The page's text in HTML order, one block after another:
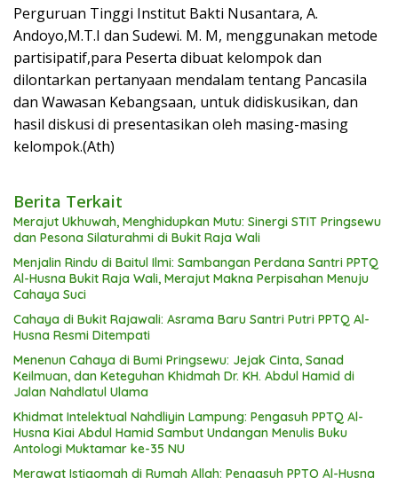
Perguruan Tinggi Institut Bakti Nusantara, A.
Andoyo,M.T.I dan Sudewi. M. M, menggunakan metode
partisipatif,para Peserta dibuat kelompok dan
dilontarkan pertanyaan mendalam tentang Pancasila
dan Wawasan Kebangsaan, untuk didiskusikan, dan
hasil diskusi di presentasikan oleh masing-masing
kelompok.(Ath)
Berita Terkait
Merajut Ukhuwah, Menghidupkan Mutu: Sinergi STIT Pringsewu
dan Pesona Silaturahmi di Bukit Raja Wali
Menjalin Rindu di Baitul Ilmi: Sambangan Perdana Santri PPTQ
Al-Husna Bukit Raja Wali, Merajut Makna Perpisahan Menuju
Cahaya Suci
Cahaya di Bukit Rajawali: Asrama Baru Santri Putri PPTQ Al-
Husna Resmi Ditempati
Menenun Cahaya di Bumi Pringsewu: Jejak Cinta, Sanad
Keilmuan, dan Keteguhan Khidmah Dr. KH. Abdul Hamid di
Jalan Nahdlatul Ulama
Khidmat Intelektual Nahdliyin Lampung: Pengasuh PPTQ Al-
Husna Kiai Abdul Hamid Sambut Undangan Menulis Buku
Antologi Muktamar ke-35 NU
Merawat Istiqomah di Rumah Allah: Pengasuh PPTQ Al-Husna